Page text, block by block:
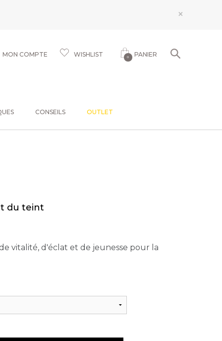
×
MON COMPTE WISHLIST 0 PANIER
CONSEILS OUTLET
du teint
vitalité, d'éclat et de jeunesse pour la